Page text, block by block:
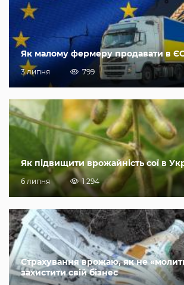
Як малому фермеру продавати в
3 липня 799
Як підвищити врожайність сої в
6 липня 1 294
Страхування врожаю, як не
захистити свій бізнес